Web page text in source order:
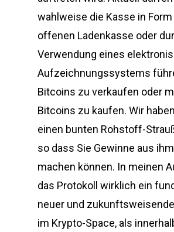
wahlweise die Kasse in
offenen Ladenkasse oder
Verwendung eines
Aufzeichnungssystems
Bitcoins zu verkaufen oder
Bitcoins zu kaufen. Wir
einen bunten Rohstoff-
so dass Sie Gewinne aus
machen können. In meinen
das Protokoll wirklich ein
neuer und
im Krypto-Space, als